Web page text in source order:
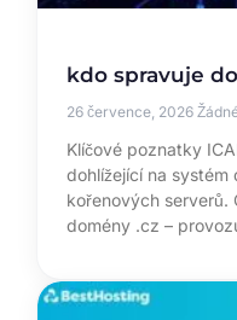
kdo spravuje
26 července, 2026
Klíčové poznatky
dohlížející na systém
kořenových serverů.
domény .cz –